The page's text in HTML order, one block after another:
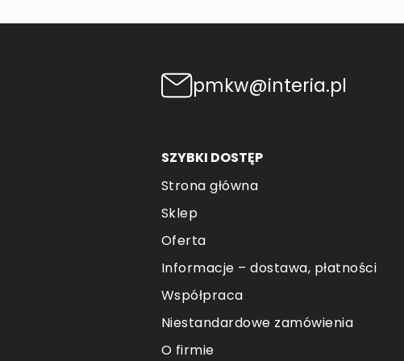
pmkw@interia.pl
SZYBKI DOSTĘP
Strona główna
Sklep
Oferta
Informacje – dostawa, płatności
Współpraca
Niestandardowe zamówienia
O firmie